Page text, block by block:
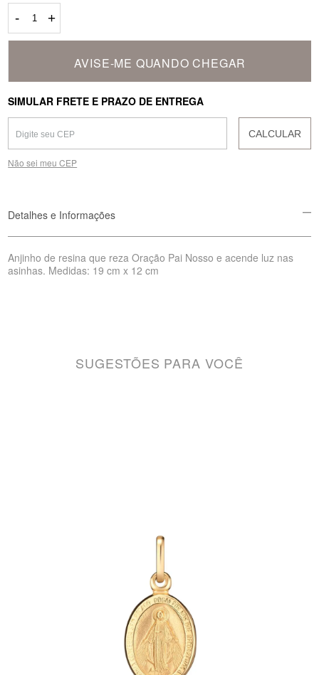
- +
AVISE-ME QUANDO CHEGAR
SIMULAR FRETE E PRAZO DE ENTREGA
CALCULAR
Não sei meu CEP
Detalhes e Informações
Anjinho de resina que reza Oração Pai Nosso e acende luz nas
asinhas. Medidas: 19 cm x 12 cm
SUGESTÕES PARA VOCÊ